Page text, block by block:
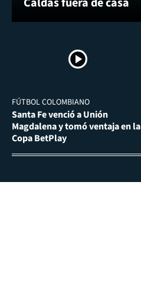
FÚTBOL COLOMBIANO
Santa Fe venció a Unión
Magdalena y tomó ventaja en la
Copa BetPlay